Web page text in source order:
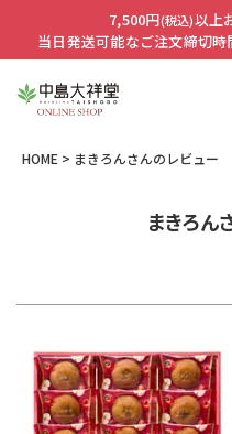
7,500円(税込)以上
当日発送可能なご注文締切時
HOME まきろんさんのレビュー
まきろん